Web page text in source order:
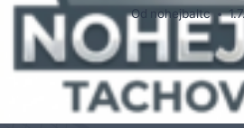
Od nohejbaltc